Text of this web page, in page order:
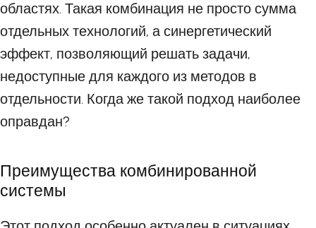
областях. Такая комбинация не просто сумма
отдельных технологий, а синергетический
эффект, позволяющий решать задачи,
недоступные для каждого из методов в
отдельности. Когда же такой подход наиболее
оправдан?
Преимущества комбинированной
системы